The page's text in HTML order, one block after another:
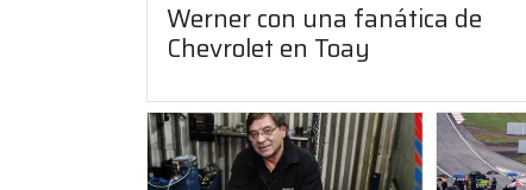
Werner con una fanática de
Chevrolet en Toay